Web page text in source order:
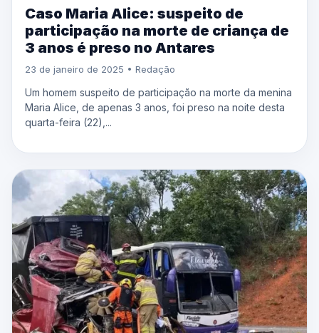
Caso Maria Alice: suspeito de
participação na morte de criança de
3 anos é preso no Antares
23 de janeiro de 2025 • Redação
Um homem suspeito de participação na morte da menina
Maria Alice, de apenas 3 anos, foi preso na noite desta
quarta-feira (22),...